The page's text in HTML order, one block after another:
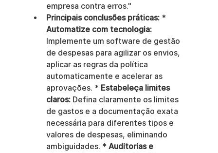
empresa contra erros."
Principais conclusões práticas: *
Automatize com tecnologia:
Implemente um software de gestão
de despesas para agilizar os envios,
aplicar as regras da política
automaticamente e acelerar as
aprovações. * Estabeleça limites
claros: Defina claramente os limites
de gastos e a documentação exata
necessária para diferentes tipos e
valores de despesas, eliminando
ambiguidades. * Auditorias e